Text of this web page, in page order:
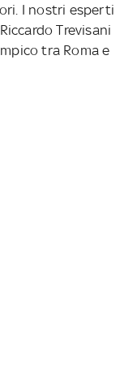
I nostri esperti
Trevisani
tra Roma e